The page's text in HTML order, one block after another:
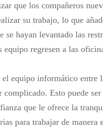
que los compañeros
su trabajo, lo que
se hayan levantado las
equipo regresen a las
equipo informático entre
complicado. Esto puede
que le ofrece la
para trabajar de manera